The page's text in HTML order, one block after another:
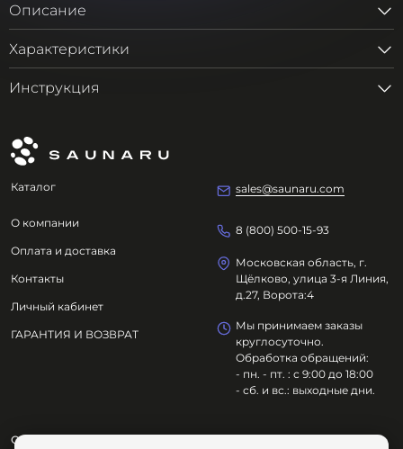
Описание
Характеристики
Инструкция
Каталог
О компании
Оплата и доставка
Контакты
Личный кабинет
ГАРАНТИЯ И ВОЗВРАТ
sales@saunaru.com
8 (800) 500-15-93
Московская область, г.
Щёлково, улица 3-я Линия,
д.27, Ворота:4
Мы принимаем заказы
круглосуточно.
Обработка обращений:
- пн. - пт. : с 9:00 до 18:00
- сб. и вс.: выходные дни.
ООО "ОЗДОРОВИТЕЛЬНЫЕ ТЕХНОЛОГИИ"